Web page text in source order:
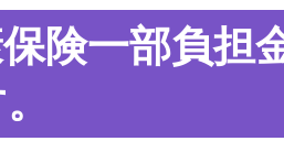
険一部負担